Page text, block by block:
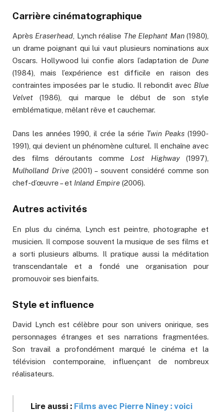
Carrière cinématographique
Après Eraserhead , Lynch réalise The Elephant Man(1980),
un drame poignant qui lui vaut plusieurs nominations aux
Oscars. Hollywood lui confie alors l’adaptation de Dune
(1984), mais l’expérience est difficile en raison des
contraintes imposées par le studio. Il rebondit avec Blue
Velvet (1986), qui marque le début de son style
emblématique, mêlant rêve et cauchemar.
Dans les années 1990, il crée la série Twin Peaks (1990-
1991), qui devient un phénomène culturel. Il enchaîne avec
des films déroutants comme Lost Highway(1997),
Mulholland Drive (2001) – souvent considéré comme son
chef-d’œuvre – et Inland Empire (2006).
Autres activités
En plus du cinéma, Lynch est peintre, photographe et
musicien. Il compose souvent la musique de ses films et
a sorti plusieurs albums. Il pratique aussi la méditation
transcendantale et a fondé une organisation pour
promouvoir ses bienfaits.
Style et influence
David Lynch est célèbre pour son univers onirique, ses
personnages étranges et ses narrations fragmentées.
Son travail a profondément marqué le cinéma et la
télévision contemporaine, influençant de nombreux
réalisateurs.
Lire aussi : Films avec Pierre Niney : voici